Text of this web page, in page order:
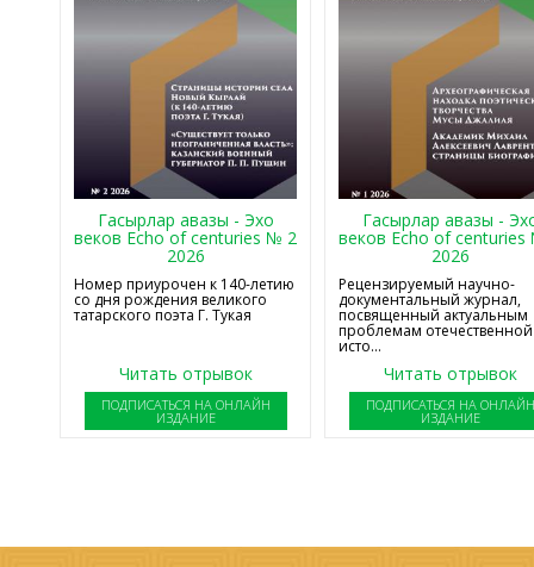
Гасырлар авазы - Эхо
веков Echo of centuries № 2
2026
Номер приурочен к 140-летию
со дня рождения великого
татарского поэта Г. Тукая
Читать отрывок
ПОДПИСАТЬСЯ НА ОНЛАЙН
ИЗДАНИЕ
Гасырлар авазы -
веков Echo of
2026
Рецензируемый научно-
документальный журнал,
посвященный актуальным
проблемам отечественной
исто...
Читать отрывок
ПОДПИСАТЬСЯ НА
ИЗДАНИЕ